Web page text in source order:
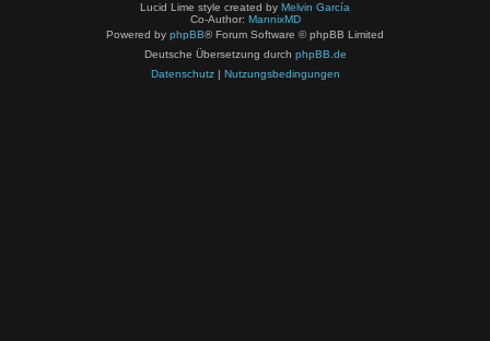
Lucid Lime style created by Melvin García
Co-Author: MannixMD
Powered by phpBB® Forum Software © phpBB Limited
Deutsche Übersetzung durch phpBB.de
Datenschutz| Nutzungsbedingungen